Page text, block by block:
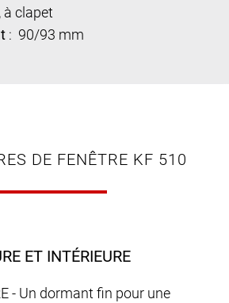
à clapet
: 90/93 mm
DE FENÊTRE KF 510
ET INTÉRIEURE
- Un dormant fin pour une